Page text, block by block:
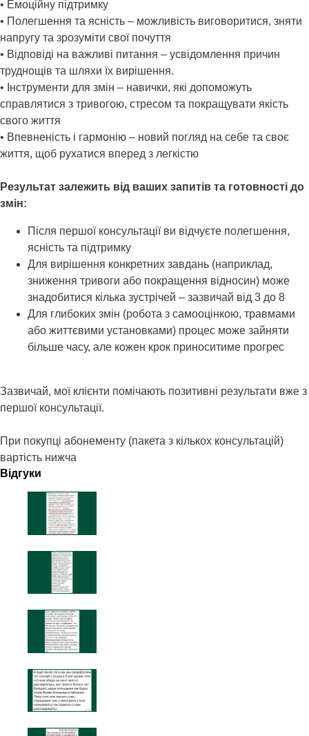
• Емоційну підтримку
• Полегшення та ясність – можливість виговоритися, зняти
напругу та зрозуміти свої почуття
• Відповіді на важливі питання – усвідомлення причин
труднощів та шляхи їх вирішення.
• Інструменти для змін – навички, які допоможуть
справлятися з тривогою, стресом та покращувати якість
свого життя
• Впевненість і гармонію – новий погляд на себе та своє
життя, щоб рухатися вперед з легкістю
Результат залежить від ваших запитів та готовності до
змін:
Після першої консультації ви відчуєте полегшення,
ясність та підтримку
Для вирішення конкретних завдань (наприклад,
зниження тривоги або покращення відносин) може
знадобитися кілька зустрічей – зазвичай від 3 до 8
Для глибоких змін (робота з самооцінкою, травмами
або життєвими установками) процес може зайняти
більше часу, але кожен крок приноситиме прогрес
Зазвичай, мої клієнти помічають позитивні результати вже з
першої консультації.
При покупці абонементу (пакета з кількох консультацій)
вартість нижча
Відгуки